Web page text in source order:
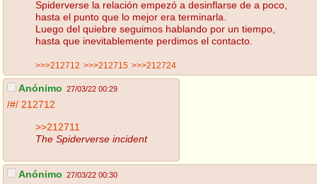
Spiderverse la relación empezó a desinflarse de a poco,
hasta el punto que lo mejor era terminarla.
Luego del quiebre seguimos hablando por un tiempo,
hasta que inevitablemente perdimos el contacto.
>>>212712 >>>212715 >>>212724
Anónimo 27/03/22 00:29
/#/ 212712
>>212711
The Spiderverse incident
Anónimo 27/03/22 00:30